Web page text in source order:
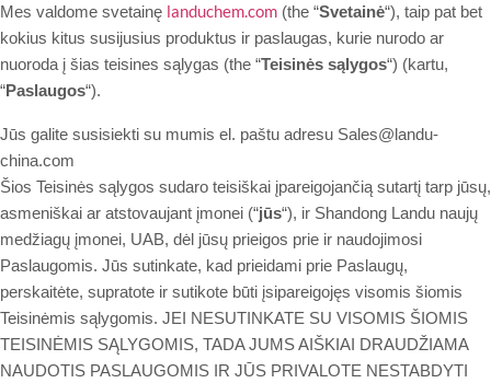
Mes valdome svetainę landuchem.com (the “Svetainė“), taip pat bet
kokius kitus susijusius produktus ir paslaugas, kurie nurodo ar
nuoroda į šias teisines sąlygas (the “Teisinės sąlygos“) (kartu,
“Paslaugos“).
Jūs galite susisiekti su mumis el. paštu adresu Sales@landu-
china.com
Šios Teisinės sąlygos sudaro teisiškai įpareigojančią sutartį tarp jūsų,
asmeniškai ar atstovaujant įmonei (“jūs“), ir Shandong Landu naujų
medžiagų įmonei, UAB, dėl jūsų prieigos prie ir naudojimosi
Paslaugomis. Jūs sutinkate, kad prieidami prie Paslaugų,
perskaitėte, supratote ir sutikote būti įsipareigojęs visomis šiomis
Teisinėmis sąlygomis. JEI NESUTINKATE SU VISOMIS ŠIOMIS
TEISINĖMIS SĄLYGOMIS, TADA JUMS AIŠKIAI DRAUDŽIAMA
NAUDOTIS PASLAUGOMIS IR JŪS PRIVALOTE NESTABDYTI